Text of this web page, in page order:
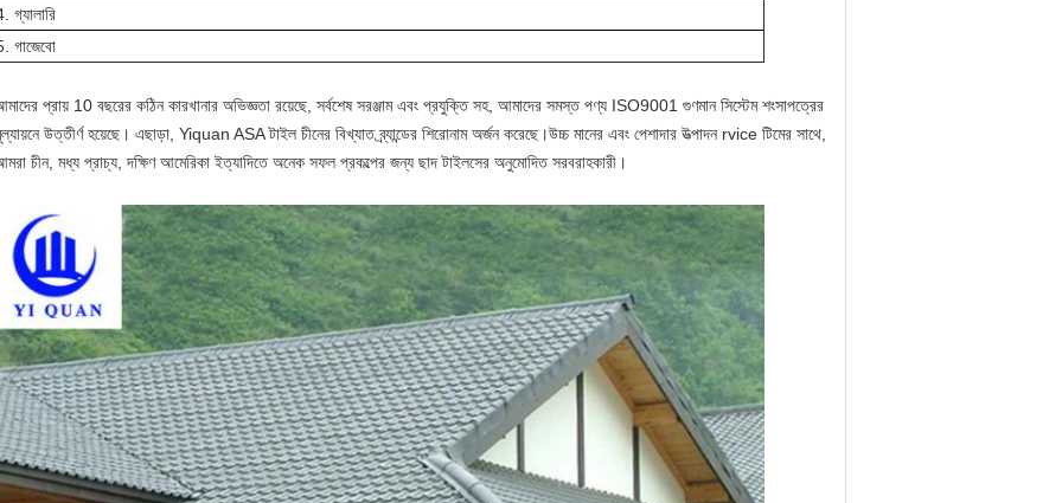
গ্যালারি
গাজেবো
প্রায় 10 বছরের কঠিন কারখানার অভিজ্ঞতা রয়েছে, সর্বশেষ সরঞ্জাম এবং প্রযুক্তি সহ, আমাদের সমস্ত পণ্য ISO9001 গুণমান সিস্টেম শংসাপত্রের
উত্তীর্ণ হয়েছে। এছাড়া, Yiquan ASA টাইল চীনের বিখ্যাত ব্র্যান্ডের শিরোনাম অর্জন করেছে।উচ্চ মানের এবং পেশাদার উত্পাদন rvice টিমের সাথে,
চীন, মধ্য প্রাচ্য, দক্ষিণ আমেরিকা ইত্যাদিতে অনেক সফল প্রকল্পের জন্য ছাদ টাইলসের অনুমোদিত সরবরাহকারী।